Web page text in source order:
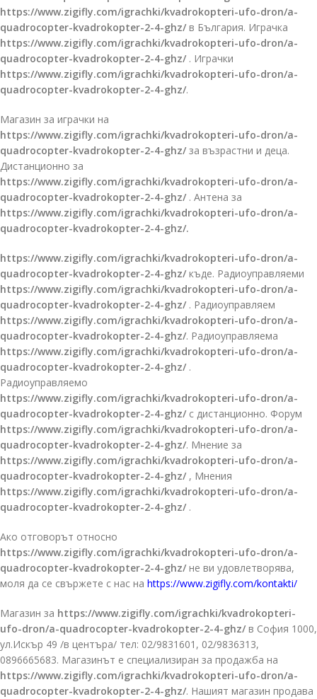
https://www.zigifly.com/igrachki/kvadrokopteri-ufo-dron/a-
quadrocopter-kvadrokopter-2-4-ghz/ в България. Играчка
https://www.zigifly.com/igrachki/kvadrokopteri-ufo-dron/a-
quadrocopter-kvadrokopter-2-4-ghz/ . Играчки
https://www.zigifly.com/igrachki/kvadrokopteri-ufo-dron/a-
quadrocopter-kvadrokopter-2-4-ghz/.
Магазин за играчки на
https://www.zigifly.com/igrachki/kvadrokopteri-ufo-dron/a-
quadrocopter-kvadrokopter-2-4-ghz/ за възрастни и деца.
Дистанционно за
https://www.zigifly.com/igrachki/kvadrokopteri-ufo-dron/a-
quadrocopter-kvadrokopter-2-4-ghz/ . Антена за
https://www.zigifly.com/igrachki/kvadrokopteri-ufo-dron/a-
quadrocopter-kvadrokopter-2-4-ghz/.
https://www.zigifly.com/igrachki/kvadrokopteri-ufo-dron/a-
quadrocopter-kvadrokopter-2-4-ghz/ къде. Радиоуправляеми
https://www.zigifly.com/igrachki/kvadrokopteri-ufo-dron/a-
quadrocopter-kvadrokopter-2-4-ghz/ . Радиоуправляем
https://www.zigifly.com/igrachki/kvadrokopteri-ufo-dron/a-
quadrocopter-kvadrokopter-2-4-ghz/. Радиоуправляема
https://www.zigifly.com/igrachki/kvadrokopteri-ufo-dron/a-
quadrocopter-kvadrokopter-2-4-ghz/ .
Радиоуправляемо
https://www.zigifly.com/igrachki/kvadrokopteri-ufo-dron/a-
quadrocopter-kvadrokopter-2-4-ghz/ с дистанционно. Форум
https://www.zigifly.com/igrachki/kvadrokopteri-ufo-dron/a-
quadrocopter-kvadrokopter-2-4-ghz/. Мнение за
https://www.zigifly.com/igrachki/kvadrokopteri-ufo-dron/a-
quadrocopter-kvadrokopter-2-4-ghz/ , Мнения
https://www.zigifly.com/igrachki/kvadrokopteri-ufo-dron/a-
quadrocopter-kvadrokopter-2-4-ghz/ .
Ако отговорът относно
https://www.zigifly.com/igrachki/kvadrokopteri-ufo-dron/a-
quadrocopter-kvadrokopter-2-4-ghz/ не ви удовлетворява,
моля да се свържете с нас на https://www.zigifly.com/kontakti/
Магазин за https://www.zigifly.com/igrachki/kvadrokopteri-
ufo-dron/a-quadrocopter-kvadrokopter-2-4-ghz/ в София 1000,
ул.Искър 49 /в центъра/ тел: 02/9831601, 02/9836313,
0896665683. Магазинът е специализиран за продажба на
https://www.zigifly.com/igrachki/kvadrokopteri-ufo-dron/a-
quadrocopter-kvadrokopter-2-4-ghz/. Нашият магазин продава